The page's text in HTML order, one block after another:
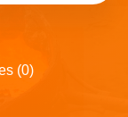
(0)